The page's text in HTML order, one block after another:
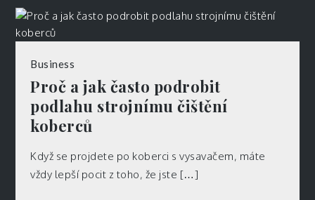
Business
Proč a jak často podrobit
podlahu strojnímu čištění
koberců
Když se projdete po koberci s vysavačem, máte
vždy lepší pocit z toho, že jste […]